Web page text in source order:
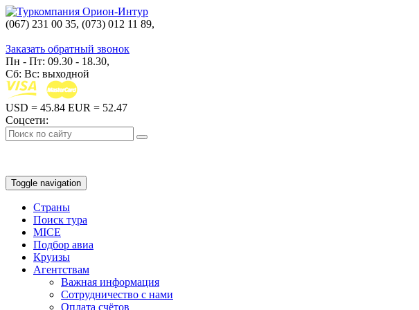
(067) 231 00 35, (073) 012 11 89,
Заказать обратный звонок
Пн - Пт: 09.30 - 18.30,
Сб: Вс: выходной
USD = 45.84 EUR = 52.47
Соцсети:
Toggle navigation
Страны
Поиск тура
MICE
Подбор авиа
Круизы
Агентствам
Важная информация
Сотрудничество с нами
Оплата счётов